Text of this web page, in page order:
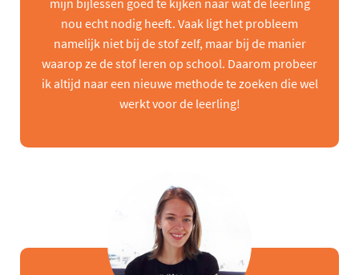
mijn bijlessen goed te kijken naar wat de leerling
nou echt nodig heeft. Vaak ligt het probleem
namelijk niet bij de stof zelf, maar bij de manier
waarop ze de stof leren op school. Daarom probeer
ik altijd naar een nieuwe methode te zoeken die wel
werkt voor de leerling!